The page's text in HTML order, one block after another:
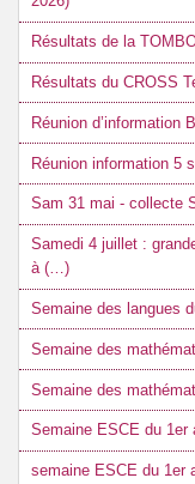
Résultats de la
Résultats du CROSS
Réunion d’information
Réunion information 5
Sam 31 mai - collecte
Samedi 4 juillet :
à (…)
Semaine des langues
Semaine des
Semaine des
Semaine ESCE du 1er
semaine ESCE du 1er